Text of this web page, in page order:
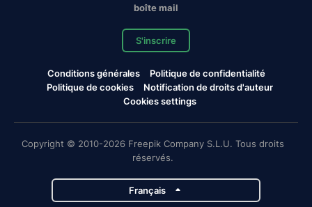
boîte mail
S'inscrire
Conditions générales
Politique de confidentialité
Politique de cookies
Notification de droits d'auteur
Cookies settings
Copyright © 2010-2026 Freepik Company S.L.U. Tous droits
réservés.
Français